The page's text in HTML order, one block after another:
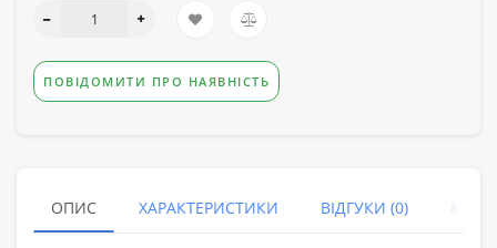
ПОВІДОМИТИ ПРО НАЯВНІСТЬ
ОПИС ХАРАКТЕРИСТИКИ ВІДГУКИ (0)